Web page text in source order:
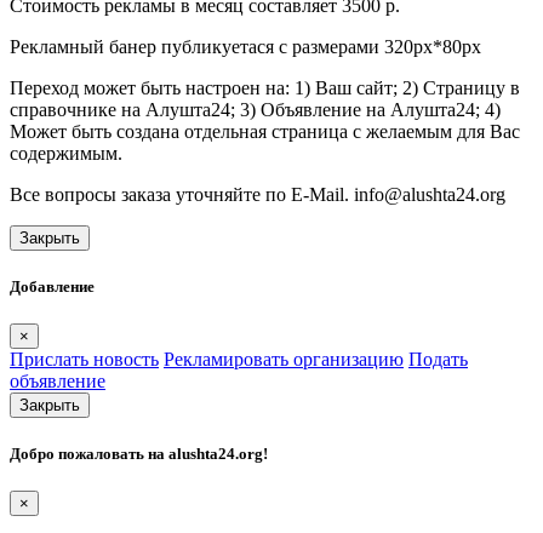
Стоимость рекламы в месяц составляет 3500 р.
Рекламный банер публикуетася с размерами 320px*80px
Переход может быть настроен на: 1) Ваш сайт; 2) Страницу в
справочнике на Алушта24; 3) Объявление на Алушта24; 4)
Может быть создана отдельная страница с желаемым для Вас
содержимым.
Все вопросы заказа уточняйте по E-Mail. info@alushta24.org
Закрыть
Добавление
×
Прислать новость Рекламировать организацию Подать
объявление
Закрыть
Добро пожаловать на alushta24.org!
×